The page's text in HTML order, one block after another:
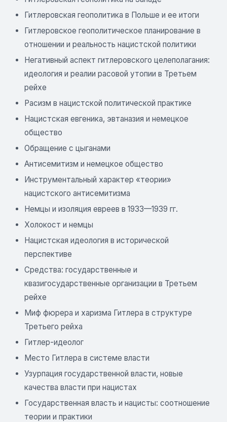
Гитлеровская геополитика в Польше и ее итоги
Гитлеровское геополитическое планирование в
отношении и реальность нацистской политики
Негативный аспект гитлеровского целеполагания:
идеология и реалии расовой утопии в Третьем
рейхе
Расизм в нацистской политической практике
Нацистская евгеника, эвтаназия и немецкое
общество
Обращение с цыганами
Антисемитизм и немецкое общество
Инструментальный характер «теории»
нацистского антисемитизма
Немцы и изоляция евреев в 1933—1939 гг.
Холокост и немцы
Нацистская идеология в исторической
перспективе
Средства: государственные и
квазигосударственные организации в Третьем
рейхе
Миф фюрера и харизма Гитлера в структуре
Третьего рейха
Гитлер-идеолог
Место Гитлера в системе власти
Узурпация государственной власти, новые
качества власти при нацистах
Государственная власть и нацисты: соотношение
теории и практики